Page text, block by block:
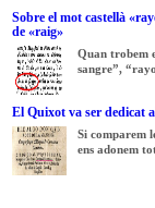
Sobre el mot castellà
de «raig»
Quan trobem
sangre”,
El Quixot va ser dedicat
Si comparem
ens adonem